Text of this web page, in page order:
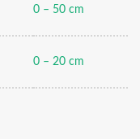
0 – 50 cm
0 – 20 cm